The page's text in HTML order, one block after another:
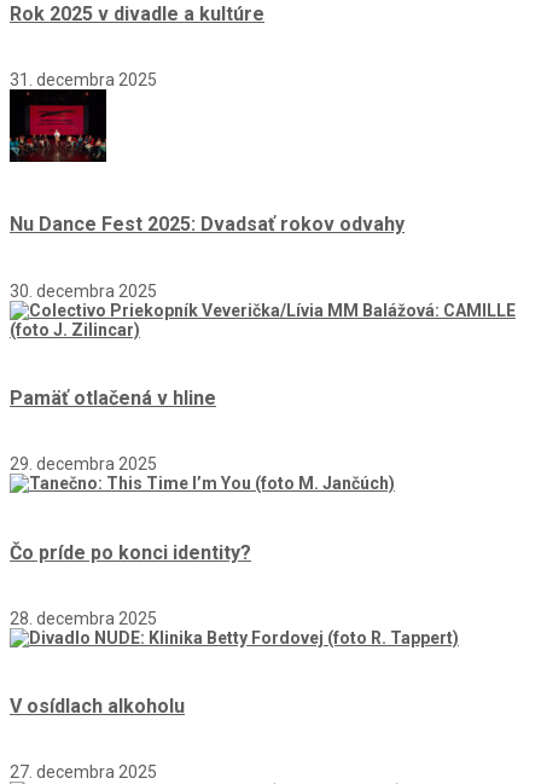
Rok 2025 v divadle a kultúre
31. decembra 2025
Nu Dance Fest 2025: Dvadsať rokov odvahy
30. decembra 2025
Pamäť otlačená v hline
29. decembra 2025
Čo príde po konci identity?
28. decembra 2025
V osídlach alkoholu
27. decembra 2025